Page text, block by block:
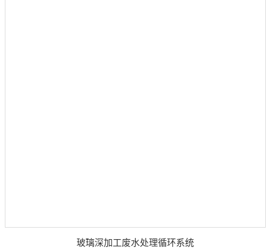
玻璃深加工废水处理循环系统